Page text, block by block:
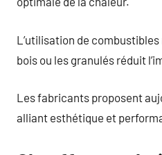
L’utilisation de
bois ou les granulés réduit
Les fabricants proposent
alliant esthétique et